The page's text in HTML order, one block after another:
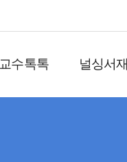
교수톡톡 널싱서재